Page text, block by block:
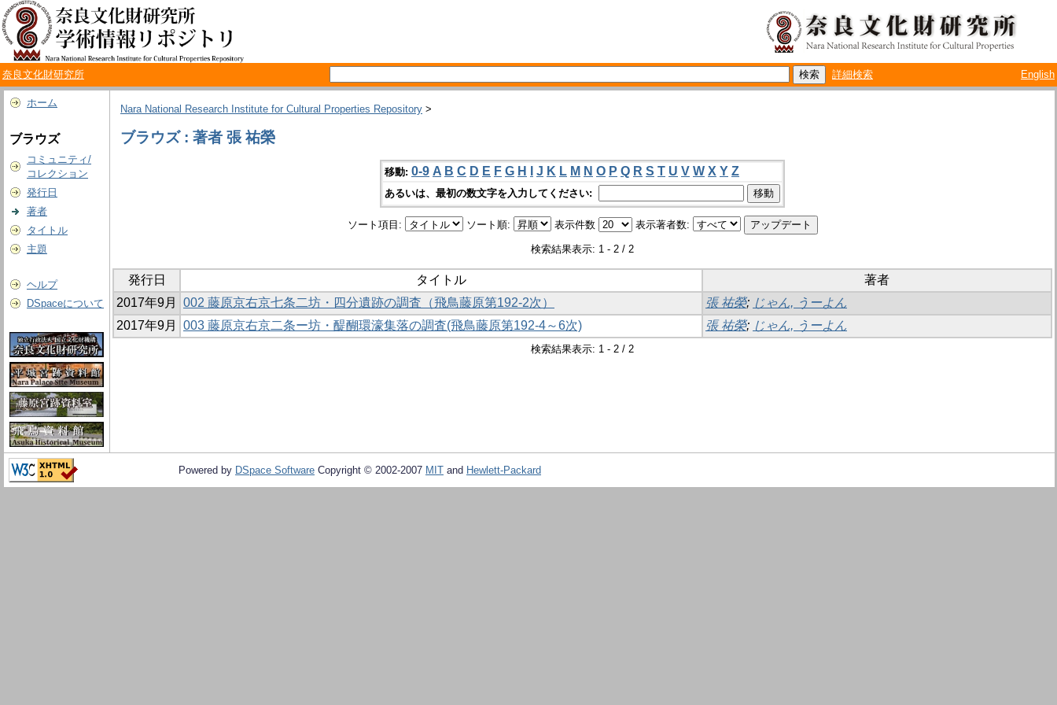
奈良文化財研究所 詳細検索 English
ホーム
ブラウズ
コミュニティ/
コレクション
発行日
著者
タイトル
主題
ヘルプ
DSpaceについて
Nara National Research Institute for Cultural Properties Repository >
ブラウズ : 著者 張 祐榮
移動: 0-9 A B C D E F G H J K L M N O P Q R S T U V W X Y Z
あるいは、最初の数文字を入力してください:
ソート項目: ソート順: 表示件数 表示著者数:
検索結果表示: 1 - 2 / 2
発行日 タイトル
著者
2017年9月
002 藤原京右京七条二坊・四分遺跡の調査（飛鳥藤原第192-2次） 張 祐榮; じゃん, うーよん
2017年9月
003 藤原京右京二条ー坊・醍醐環濠集落の調査(飛鳥藤原第192-4～6次) 張 祐榮; じゃん, うーよん
検索結果表示: 1 - 2 / 2
Powered by DSpace Software Copyright © 2002-2007 MIT and Hewlett-Packard